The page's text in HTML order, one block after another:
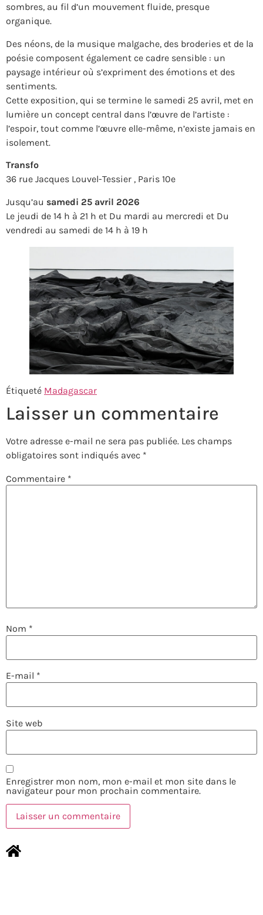
sombres, au fil d’un mouvement fluide, presque
organique.
Des néons, de la musique malgache, des broderies et de la
poésie composent également ce cadre sensible : un
paysage intérieur où s’expriment des émotions et des
sentiments.
Cette exposition, qui se termine le samedi 25 avril, met en
lumière un concept central dans l’œuvre de l’artiste :
l’espoir, tout comme l’œuvre elle-même, n’existe jamais en
isolement.
Transfo
36 rue Jacques Louvel-Tessier , Paris 10e
Jusqu’au samedi 25 avril 2026
Le jeudi de 14 h à 21 h et Du mardi au mercredi et Du
vendredi au samedi de 14 h à 19 h
Étiqueté Madagascar
Laisser un commentaire
Votre adresse e-mail ne sera pas publiée. Les champs
obligatoires sont indiqués avec *
Commentaire *
Nom *
E-mail *
Site web
Enregistrer mon nom, mon e-mail et mon site dans le
navigateur pour mon prochain commentaire.